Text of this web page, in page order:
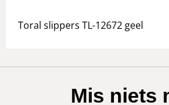
Toral slippers TL-12672 geel
Mis niets